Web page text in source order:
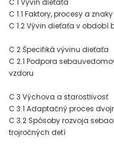
C 1 Vývin dieťaťa
C 1.1 Faktory, procesy a
C 1.2 Vývin dieťaťa v období
C 2 Špecifiká vývinu dieťaťa
C 2.1 Podpora
vzdoru
C 3 Výchova a starostlivosť
C 3.1 Adaptačný proces
C 3.2 Spôsoby rozvoja
trojročných detí